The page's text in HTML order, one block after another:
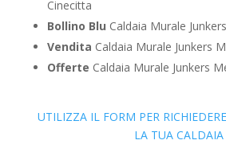
Cinecitta
Bollino Blu Caldaia Murale
Vendita Caldaia Murale Junkers
Offerte Caldaia Murale Junkers
UTILIZZA IL FORM PER
LA TUA CALDAIA